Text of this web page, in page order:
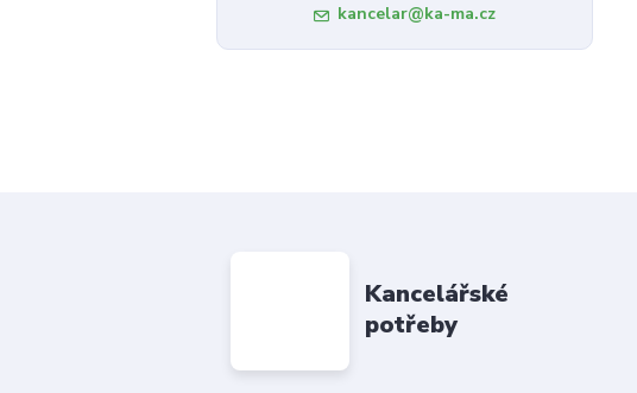
kancelar@ka-ma.cz
Kancelářské
potřeby